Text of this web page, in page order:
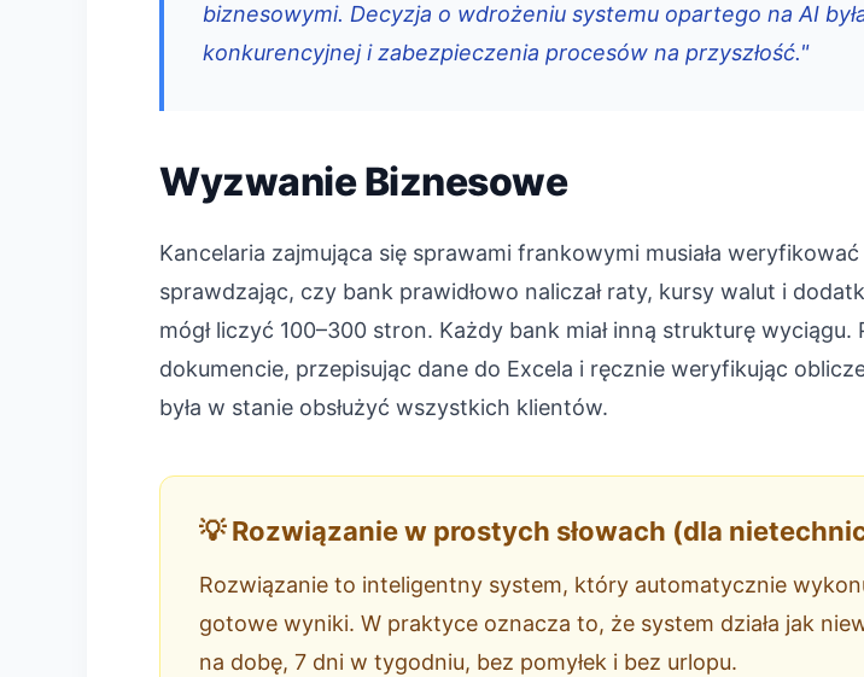
biznesowymi. Decyzja o wdrożeniu systemu opartego na AI
konkurencyjnej i zabezpieczenia procesów na przyszłość."
Wyzwanie Biznesowe
Kancelaria zajmująca się sprawami frankowymi musiała
sprawdzając, czy bank prawidłowo naliczał raty, kursy walut i
mógł liczyć 100–300 stron. Każdy bank miał inną strukturę
dokumencie, przepisując dane do Excela i ręcznie weryfikując
była w stanie obsłużyć wszystkich klientów.
💡 Rozwiązanie w prostych słowach (dla
Rozwiązanie to inteligentny system, który automatycznie
gotowe wyniki. W praktyce oznacza to, że system działa jak
na dobę, 7 dni w tygodniu, bez pomyłek i bez urlopu.